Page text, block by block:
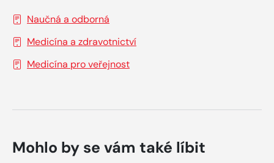
Naučná a odborná
Medicína a zdravotnictví
Medicína pro veřejnost
Mohlo by se vám také líbit